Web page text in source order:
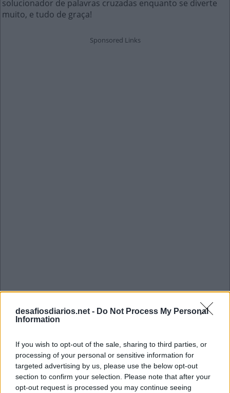
desafiosdiarios.net - Do Not Process My Personal
Information
If you wish to opt-out of the sale, sharing to third parties, or
processing of your personal or sensitive information for
targeted advertising by us, please use the below opt-out
section to confirm your selection. Please note that after your
opt-out request is processed you may continue seeing
solucionador de palavras cruzadas enquanto se diverte
muito, e tudo de graça!
Mini Janeiro 23 2023 Cruzadinha
A
M O M
O
I
D A D E
S
R
E G I N
A
A
R I E
S